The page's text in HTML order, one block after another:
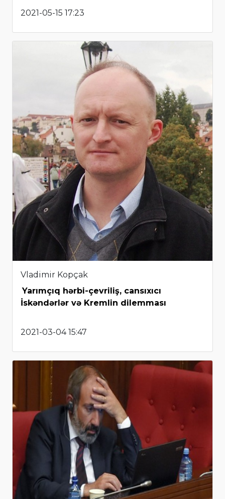
2021-05-15 17:23
Vladimir Kopçak
Yarımçıq hərbi-çevriliş, cansıxıcı
İskəndərlər və Kremlin dilemması
2021-03-04 15:47